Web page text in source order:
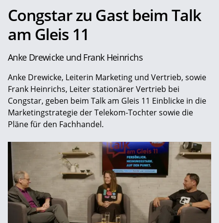
Congstar zu Gast beim Talk
am Gleis 11
Anke Drewicke und Frank Heinrichs
Anke Drewicke, Leiterin Marketing und Vertrieb, sowie
Frank Heinrichs, Leiter stationärer Vertrieb bei
Congstar, geben beim Talk am Gleis 11 Einblicke in die
Marketingstrategie der Telekom-Tochter sowie die
Pläne für den Fachhandel.